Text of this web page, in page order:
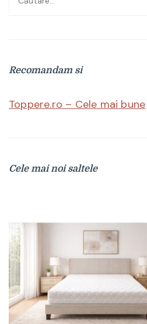
Recomandam si
Toppere.ro – Cele mai bune
Cele mai noi saltele